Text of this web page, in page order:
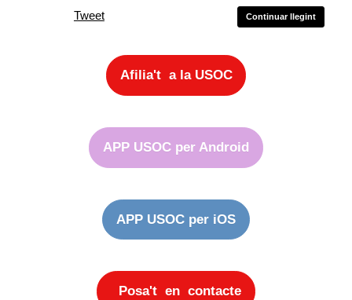
Continuar llegint
Tweet
Afilia't a la USOC
APP USOC per Android
APP USOC per iOS
Posa't en contacte